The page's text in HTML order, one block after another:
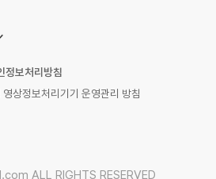
정보처리방침
영상정보처리기기 운영관리 방침
ALL RIGHTS RESERVED